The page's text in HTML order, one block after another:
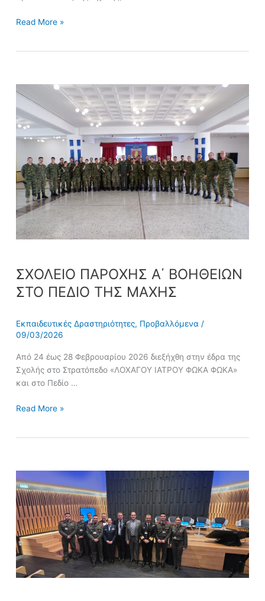
Read More »
ΣΧΟΛΕΙΟ ΠΑΡΟΧΗΣ Α΄ ΒΟΗΘΕΙΩΝ
ΣΤΟ ΠΕΔΙΟ ΤΗΣ ΜΑΧΗΣ
Εκπαιδευτικές Δραστηριότητες, Προβαλλόμενα /
09/03/2026
Από 24 έως 28 Φεβρουαρίου 2026 διεξήχθη στην έδρα της
Σχολής στο Στρατόπεδο «ΛΟΧΑΓΟΥ ΙΑΤΡΟΥ ΦΩΚΑ ΦΩΚΑ»
και στο Πεδίο …
ΣΧΟΛΕΙΟ
ΠΑΡΟΧΗΣ
Α΄
ΒΟΗΘΕΙΩΝ
ΣΤΟ
ΠΕΔΙΟ
ΤΗΣ
ΜΑΧΗΣ
Read More »
Συμμετοχή
της
Στρατιωτικής
Σχολής
Αξιωματικών
Σωμάτων
(ΣΣΑΣ)
στο
1ο